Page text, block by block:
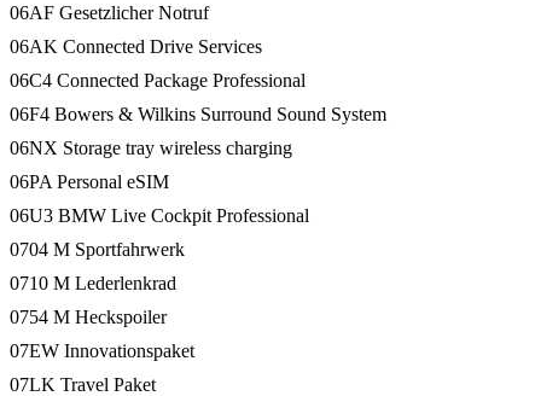
06AF Gesetzlicher Notruf
06AK Connected Drive Services
06C4 Connected Package Professional
06F4 Bowers & Wilkins Surround Sound System
06NX Storage tray wireless charging
06PA Personal eSIM
06U3 BMW Live Cockpit Professional
0704 M Sportfahrwerk
0710 M Lederlenkrad
0754 M Heckspoiler
07EW Innovationspaket
07LK Travel Paket